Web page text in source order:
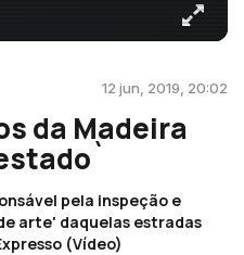
12 jun, 2019, 20:02
da Madeira
pela inspeção e
arte' daquelas estradas
(Vídeo)